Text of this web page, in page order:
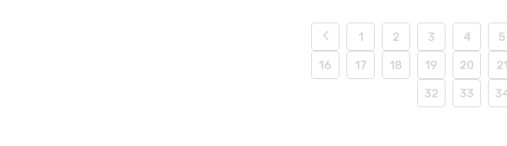
1 2 3 4 5
16 17 18 19 20 21
32 33